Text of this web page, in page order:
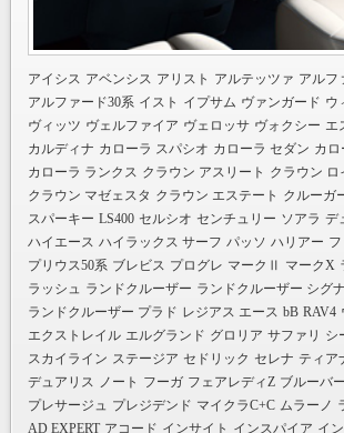
アイシス アベンシス アリスト アルテッツァ アルフ
アルファード30系 イスト イプサム ヴァンガード ウ
ヴィッツ ヴェルファイア ヴェロッサ ヴォクシー エ
カルディナ カローラ スパシオ カローラ セダン カロ
カローラ ランクス クラウン アスリート クラウン ロ
クラウン マゼェスタ クラウン エステート クルーガ
スパーキー LS400 セルシオ センチュリー ソアラ デ
ハイエース ハイラックス サーフ パッソ ハリアー
プリウス50系 ブレビス プログレ マークⅡ マークX
ラッシュ ランドクルーザー ランドクルーザー シグ
ランドクルーザー プラド レジアス エース bB RAV4
エクストレイル エルグランド グロリア サファリ シ
スカイライン ステージア セドリック セレナ ティア
デュアリス ノート フーガ フェアレディZ ブルーバ
プレサージュ プレジデンド マイクラC+C ムラーノ
AD EXPERT アコード インサイト インスパイア イ